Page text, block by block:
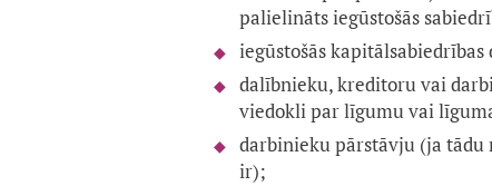
palielināts iegūstošās
iegūstošās
dalībnieku, kreditoru vai
viedokli par līgumu vai
darbinieku pārstāvju (ja
ir);